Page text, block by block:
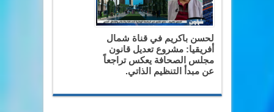
لحسن باكريم في قناة شمال
أفريقيا: مشروع تعديل قانون
مجلس الصحافة يعكس تراجعاً
عن مبدأ التنظيم الذاتي.